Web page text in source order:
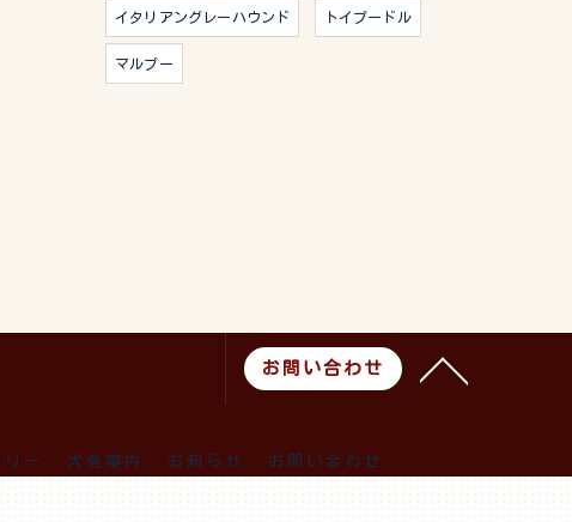
イタリアングレーハウンド トイプードル
マルプー
お問い合わせ
ー 犬舎案内 お知らせ お問い合わせ